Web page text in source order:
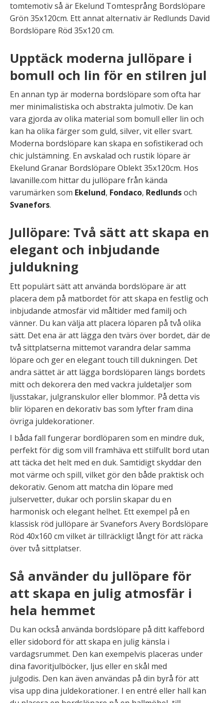
tomtemotiv så är Ekelund Tomtesprång Bordslöpare
Grön 35x120cm. Ett annat alternativ är Redlunds David
Bordslöpare Röd 35x120 cm.
Upptäck moderna jullöpare i
bomull och lin för en stilren jul
En annan typ är moderna bordslöpare som ofta har
mer minimalistiska och abstrakta julmotiv. De kan
vara gjorda av olika material som bomull eller lin och
kan ha olika färger som guld, silver, vit eller svart.
Moderna bordslöpare kan skapa en sofistikerad och
chic julstämning. En avskalad och rustik löpare är
Ekelund Granar Bordslöpare Oblekt 35x120cm. Hos
lavanille.com hittar du jullöpare från kända
varumärken som Ekelund, Fondaco, Redlundsoch
Svanefors.
Jullöpare: Två sätt att skapa en
elegant och inbjudande
juldukning
Ett populärt sätt att använda bordslöpare är att
placera dem på matbordet för att skapa en festlig och
inbjudande atmosfär vid måltider med familj och
vänner. Du kan välja att placera löparen på två olika
sätt. Det ena är att lägga den tvärs över bordet, där de
två sittplatserna mittemot varandra delar samma
löpare och ger en elegant touch till dukningen. Det
andra sättet är att lägga bordslöparen längs bordets
mitt och dekorera den med vackra juldetaljer som
ljusstakar, julgranskulor eller blommor. På detta vis
blir löparen en dekorativ bas som lyfter fram dina
övriga juldekorationer.
I båda fall fungerar bordlöparen som en mindre duk,
perfekt för dig som vill framhäva ett stilfullt bord utan
att täcka det helt med en duk. Samtidigt skyddar den
mot värme och spill, vilket gör den både praktisk och
dekorativ. Genom att matcha din löpare med
julservetter, dukar och porslin skapar du en
harmonisk och elegant helhet. Ett exempel på en
klassisk röd jullöpare är Svanefors Avery Bordslöpare
Röd 40x160 cm vilket är tillräckligt långt för att räcka
över två sittplatser.
Så använder du jullöpare för
att skapa en julig atmosfär i
hela hemmet
Du kan också använda bordslöpare på ditt kaffebord
eller sidobord för att skapa en julig känsla i
vardagsrummet. Den kan exempelvis placeras under
dina favoritjulböcker, ljus eller en skål med
julgodis. Den kan även användas på din byrå för att
visa upp dina juldekorationer. I en entré eller hall kan